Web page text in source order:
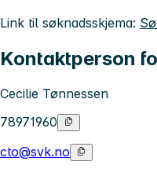
Link til søknadsskjema:
Kontaktperson
Cecilie Tønnessen
78971960
cto@svk.no